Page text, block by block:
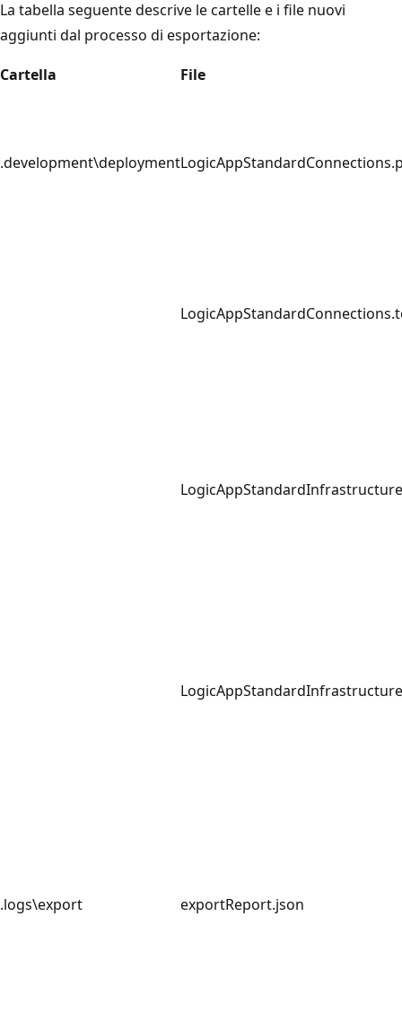
La tabella seguente descrive le cartelle e i file nuovi
aggiunti dal processo di esportazione:
Cartella
File
.development\deployment
.logs\export exportReport.json